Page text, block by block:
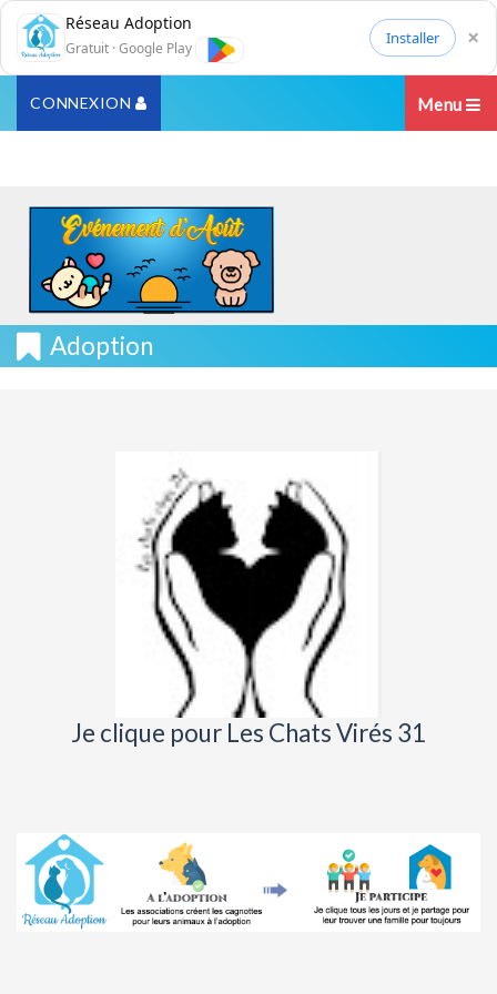
Réseau Adoption
Gratuit · Google Play
Installer ×
CONNEXION Menu
Adoption
Je clique pour Les Chats Virés 31